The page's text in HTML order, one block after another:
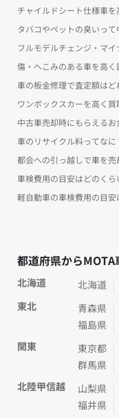
チャイルドシート仕様車
タバコやペットの臭いっ
フルモデルチェンジ・マ
傷・へこみのある車を高
車の板金修理で査定額はど
ワンボックスカーを高く
中古車売却時にもらえる
車のリサイクル料ってなに
都会への引っ越しで車を売
車検費用の目安はどのくら
軽自動車の車検費用の目安
都道府県から
北海道
北海道
東北
青森県
福島県
関東
東京都
群馬県
北陸甲信越
山梨県
福井県